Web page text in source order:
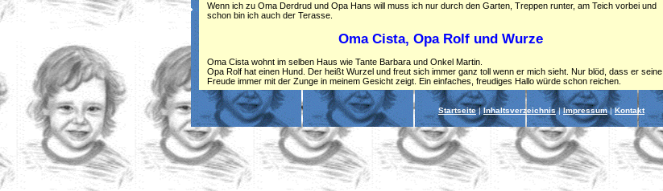
Wenn ich zu Oma Derdrud und Opa Hans will muss ich nur durch den Garten, Treppen runter, am Teich vorbei und
schon bin ich auch der Terasse.
Oma Cista, Opa Rolf und Wurze
Oma Cista wohnt im selben Haus wie Tante Barbara und Onkel Martin.
Opa Rolf hat einen Hund. Der heißt Wurzel und freut sich immer ganz toll wenn er mich sieht. Nur blöd, dass er seine
Freude immer mit der Zunge in meinem Gesicht zeigt. Ein einfaches, freudiges Hallo würde schon reichen.
Startseite|Inhaltsverzeichnis|Impressum|Kontakt